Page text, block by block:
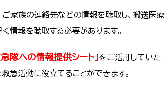
家族の連絡先などの情報を聴取し、搬送医療
情報を聴取する必要があります。
急隊への情報提供シート」をご活用していた
急活動に役立てることができます。